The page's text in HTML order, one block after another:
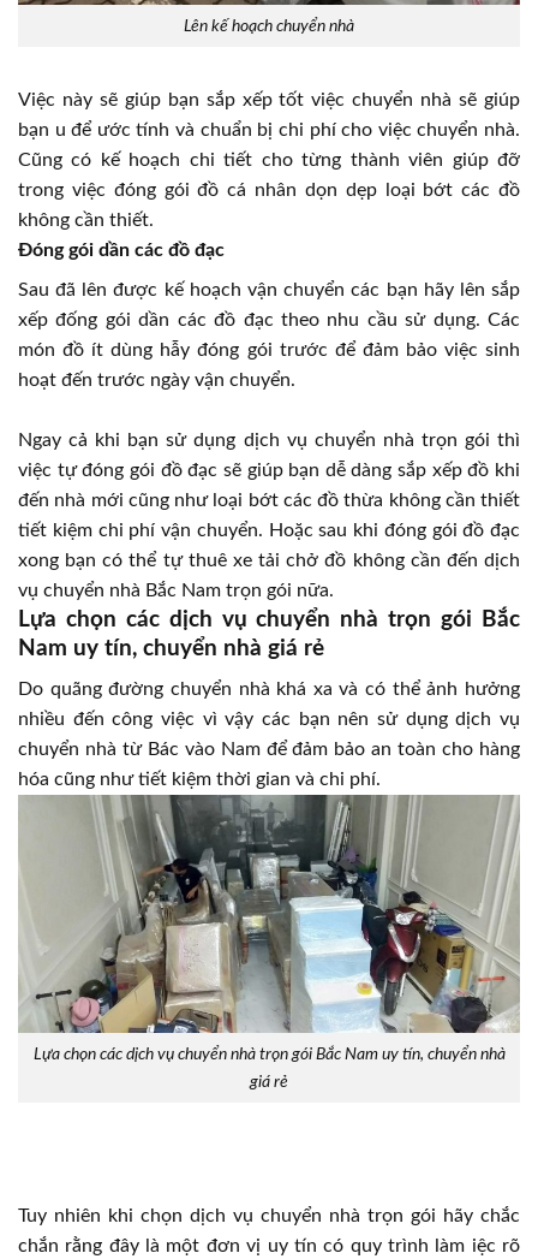
Lên kế hoạch chuyển nhà
Việc này sẽ giúp bạn sắp xếp tốt việc chuyển nhà sẽ giúp
bạn u để ước tính và chuẩn bị chi phí cho việc chuyển nhà.
Cũng có kế hoạch chi tiết cho từng thành viên giúp đỡ
trong việc đóng gói đồ cá nhân dọn dẹp loại bớt các đồ
không cần thiết.
Đóng gói dần các đồ đạc
Sau đã lên được kế hoạch vận chuyển các bạn hãy lên sắp
xếp đống gói dần các đồ đạc theo nhu cầu sử dụng. Các
món đồ ít dùng hẫy đóng gói trước để đảm bảo việc sinh
hoạt đến trước ngày vận chuyển.
Ngay cả khi bạn sử dụng dịch vụ chuyển nhà trọn gói thì
việc tự đóng gói đồ đạc sẽ giúp bạn dễ dàng sắp xếp đồ khi
đến nhà mới cũng như loại bớt các đồ thừa không cần thiết
tiết kiệm chi phí vận chuyển. Hoặc sau khi đóng gói đồ đạc
xong bạn có thể tự thuê xe tải chở đồ không cần đến dịch
vụ chuyển nhà Bắc Nam trọn gói nữa.
Lựa chọn các dịch vụ chuyển nhà trọn gói Bắc
Nam uy tín, chuyển nhà giá rẻ
Do quãng đường chuyển nhà khá xa và có thể ảnh hưởng
nhiều đến công việc vì vậy các bạn nên sử dụng dịch vụ
chuyển nhà từ Bác vào Nam để đảm bảo an toàn cho hàng
hóa cũng như tiết kiệm thời gian và chi phí.
Lựa chọn các dịch vụ chuyển nhà trọn gói Bắc Nam uy tín, chuyển nhà
giá rẻ
Tuy nhiên khi chọn dịch vụ chuyển nhà trọn gói hãy chắc
chắn rằng đây là một đơn vị uy tín có quy trình làm iệc rõ